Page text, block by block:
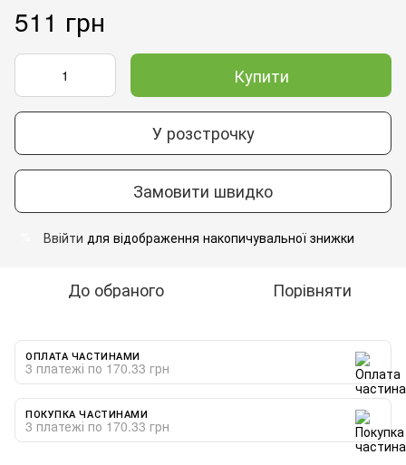
511 грн
Купити
У розстрочку
Замовити швидко
Ввійти для відображення накопичувальної знижки
До обраного Порівняти
ОПЛАТА ЧАСТИНАМИ
3 платежі по 170.33 грн
ПОКУПКА ЧАСТИНАМИ
3 платежі по 170.33 грн